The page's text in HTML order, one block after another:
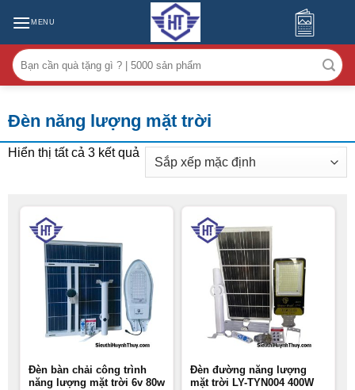
MENU
Tìm
kiếm:
Đèn năng lượng mặt trời
Hiển thị tất cả 3 kết quả
Đèn bàn chải công trình
năng lượng mặt trời 6v 80w
Đèn đường năng lượng
mặt trời LY-TYN004 400W